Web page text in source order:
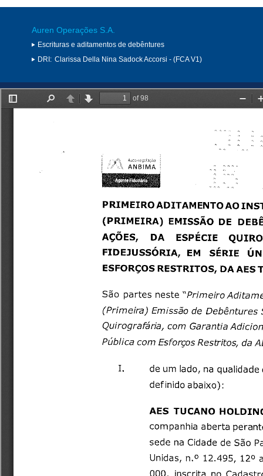
Auren Operações S.A.
Escrituras e aditamentos de debêntures
DRI: Clarissa Della Nina Sadock Accorsi - (FCA V1)